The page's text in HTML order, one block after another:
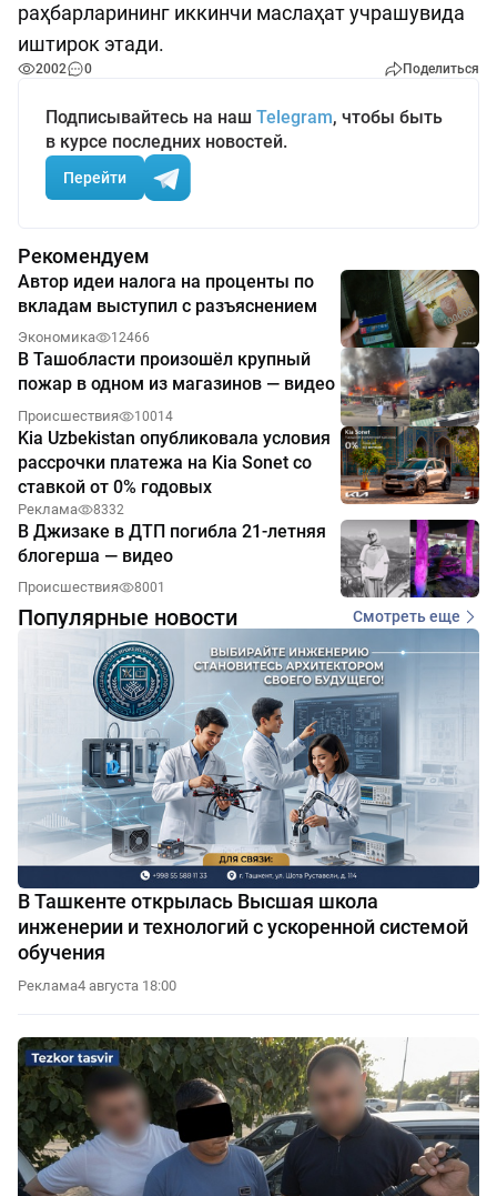
раҳбарларининг иккинчи маслаҳат учрашувида
иштирок этади.
2002 0 Поделиться
Подписывайтесь на наш Telegram, чтобы быть
в курсе последних новостей.
Перейти
Рекомендуем
Автор идеи налога на проценты по
вкладам выступил с разъяснением
Экономика 12466
В Ташобласти произошёл крупный
пожар в одном из магазинов — видео
Происшествия 10014
Kia Uzbekistan опубликовала условия
рассрочки платежа на Kia Sonet со
ставкой от 0% годовых
Реклама 8332
В Джизаке в ДТП погибла 21-летняя
блогерша — видео
Происшествия 8001
Популярные новости Смотреть еще
В Ташкенте открылась Высшая школа
инженерии и технологий с ускоренной системой
обучения
Реклама4 августа 18:00